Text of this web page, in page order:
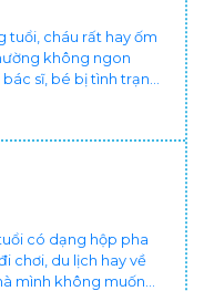
tuổi, cháu rất hay ốm
không ngon
sĩ, bé bị tình trạng
ngủ ngon giấc hơn
có dạng hộp pha
chơi, du lịch hay về
mình không muốn